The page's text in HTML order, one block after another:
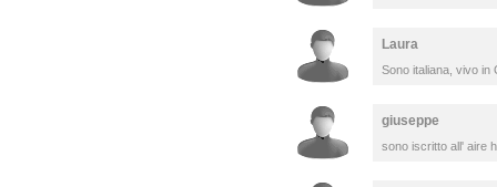
Laura
Sono italiana, vivo in
giuseppe
sono iscritto all' aire